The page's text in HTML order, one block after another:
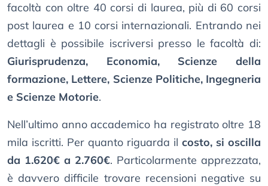
facoltà con oltre 40 corsi di laurea, più di 60 corsi
post laurea e 10 corsi internazionali. Entrando nei
dettagli è possibile iscriversi presso le facoltà di:
Giurisprudenza, Economia, Scienze della
formazione, Lettere, Scienze Politiche, Ingegneria
e Scienze Motorie.
Nell’ultimo anno accademico ha registrato oltre 18
mila iscritti. Per quanto riguarda il costo, si oscilla
da 1.620€ a 2.760€. Particolarmente apprezzata,
è davvero difficile trovare recensioni negative su